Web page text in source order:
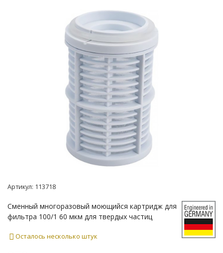
Артикул: 113718
Сменный многоразовый моющийся картридж для
фильтра 100/1 60 мкм для твердых частиц
Осталось несколько штук